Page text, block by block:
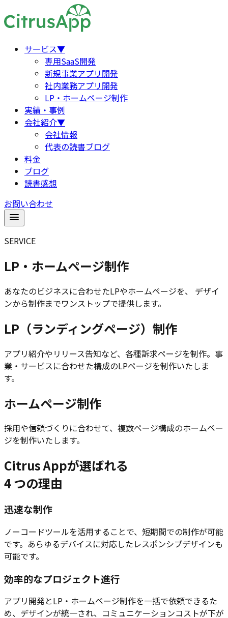
サービス▼
専用SaaS開発
新規事業アプリ開発
社内業務アプリ開発
LP・ホームページ制作
実績・事例
会社紹介▼
会社情報
代表の読書ブログ
料金
ブログ
読書感想
お問い合わせ
SERVICE
LP・ホームページ制作
あなたのビジネスに合わせたLPやホームページを、 デザイ
ンから制作までワンストップで提供します。
LP（ランディングページ）制作
アプリ紹介やリリース告知など、各種訴求ページを制作。事
業・サービスに合わせた構成のLPページを制作いたしま
す。
ホームページ制作
採用や信頼づくりに合わせて、複数ページ構成のホームペー
ジを制作いたします。
Citrus Appが選ばれる
4つの理由
迅速な制作
ノーコードツールを活用することで、短期間での制作が可能
です。あらゆるデバイスに対応したレスポンシブデザインも
可能です。
効率的なプロジェクト進行
アプリ開発とLP・ホームページ制作を一括で依頼できるた
め、デザインが統一され、コミュニケーションコストが下が